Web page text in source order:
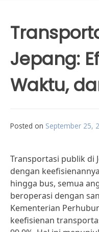
Jepang:
Waktu,
Posted on September 25,
Transportasi publik di
dengan
hingga bus, semua
beroperasi dengan
Kementerian
keefisienan